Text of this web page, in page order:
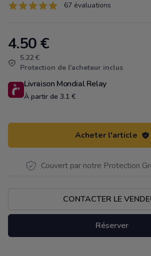
Évaluations
67 sur 5 étoiles 67 évaluations
Product information
4.50€
5.22 €
Protection de l'acheteur inclus
Livraison Mondial Relay
À partir de 3.1 €
Acheter l'article
Couvert par notre Protection
CONTACTER LE
Réserver